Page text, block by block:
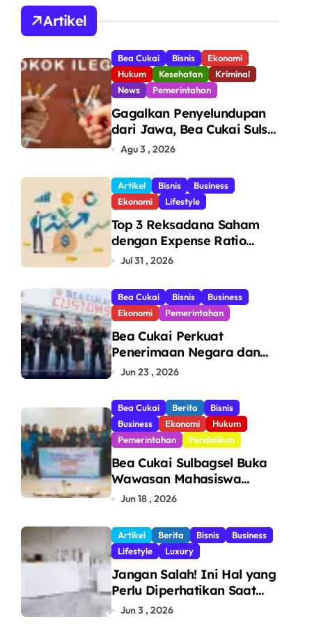
Artikel
Bea Cukai Bisnis
Ekonomi
Hukum
Kesehatan
Kriminal
News
Pemerintahan
Gagalkan Penyelundupan
dari Jawa, Bea Cukai Sulsel
Sita 7,8 Juta Batang Rokok
di Makassar
Agu 3 , 2026
Artikel Bisnis
Business
Ekonomi
Lifestyle
Top 3 Reksadana Saham
dengan Expense Ratio
Terendah
Jul 31 , 2026
Bea Cukai Bisnis
Business
Ekonomi
Pemerintahan
Bea Cukai Perkuat
Penerimaan Negara dan
Pengawasan, Setor Rp123,8
Jun 23 , 2026
Bea Cukai Berita
Bisnis
Business
Ekonomi
Hukum
Pemerintahan
Pendidikan
Bea Cukai Sulbagsel Buka
Wawasan Mahasiswa
Politeknik Bosowa tentang
dan Pencegahan Barang
Ilegal
Jun 18 , 2026
Artikel Berita Bisnis
Business
Lifestyle
Luxury
Jangan Salah! Ini Hal yang
Perlu Diperhatikan Saat
Pasang Big Slab
Jun 3 , 2026